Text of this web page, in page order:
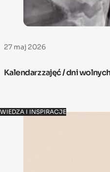
27 maj 2026
Kalendarz zajęć / dni
WIEDZA I INSPIRACJE